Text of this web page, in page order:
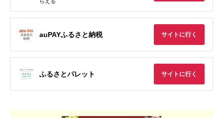
auPAYふるさと納税 サイトに行く
ふるさとパレット サイトに行く